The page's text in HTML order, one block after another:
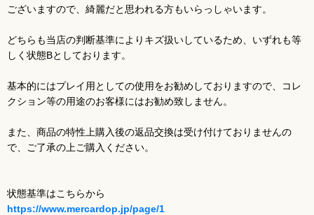
ございますので、綺麗だと思われる方もいらっしゃいます。
どちらも当店の判断基準によりキズ扱いしているため、いずれも等
しく状態Bとしております。
基本的にはプレイ用としての使用をお勧めしておりますので、コレ
クション等の用途のお客様にはお勧め致しません。
また、商品の特性上購入後の返品交換は受け付けておりませんの
で、ご了承の上ご購入ください。
状態基準はこちらから
https://www.mercardop.jp/page/1